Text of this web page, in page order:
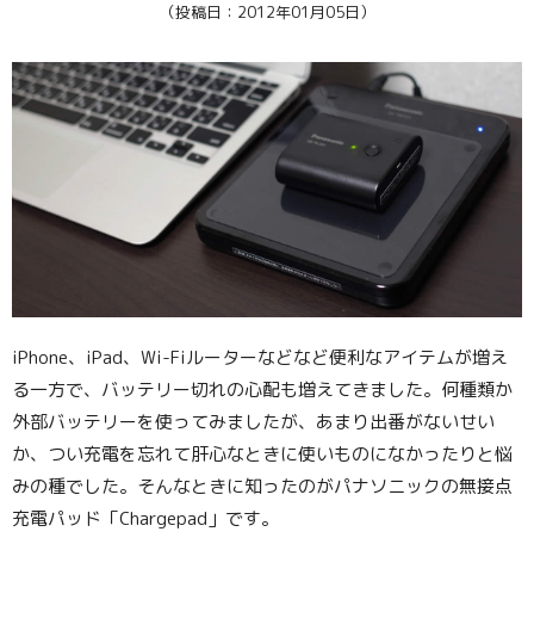
（投稿日：2012年01月05日）
iPhone、iPad、Wi-Fiルーターなどなど便利なアイテムが増え
る一方で、バッテリー切れの心配も増えてきました。何種類か
外部バッテリーを使ってみましたが、あまり出番がないせい
か、つい充電を忘れて肝心なときに使いものになかったりと悩
みの種でした。そんなときに知ったのがパナソニックの無接点
充電パッド「Chargepad」です。